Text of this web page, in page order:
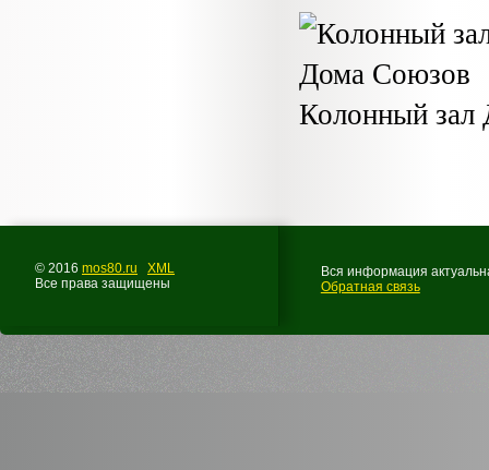
Колонный
© 2016 mos80.ru
XML
Все права защищены
Вся информация
Обратная связь